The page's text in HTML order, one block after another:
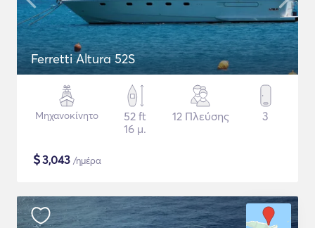
Ferretti Altura 52S
Μηχανοκίνητο
52 ft
16 μ.
12 Πλεύσης 3
$3,043 /ημέρα